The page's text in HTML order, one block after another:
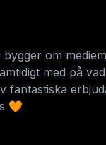
om
med på
fantastiska
🧡